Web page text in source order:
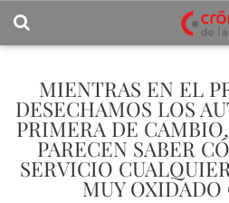
MIENTRAS EN EL
DESECHAMOS LOS
PRIMERA DE
PARECEN SABER
SERVICIO
MUY OXIDADO